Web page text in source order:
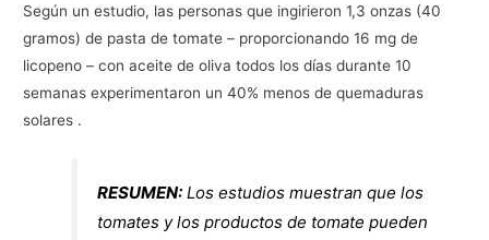
Según un estudio, las personas que ingirieron 1,3 onzas (40
gramos) de pasta de tomate – proporcionando 16 mg de
licopeno – con aceite de oliva todos los días durante 10
semanas experimentaron un 40% menos de quemaduras
solares .
RESUMEN: Los estudios muestran que los
tomates y los productos de tomate pueden